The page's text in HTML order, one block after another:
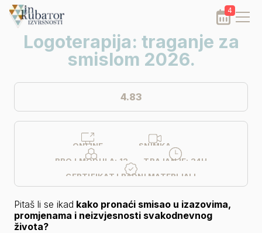
4
Logoterapija: traganje za
smislom 2026.
ONLINE
SNIMKA
BROJ MODULA: 12 TRAJANJE: 24H
CERTIFIKAT I RADNI MATERIJALI
4.83
Pitaš li se ikad kako pronaći smisao u izazovima,
promjenama i neizvjesnosti svakodnevnog
života?